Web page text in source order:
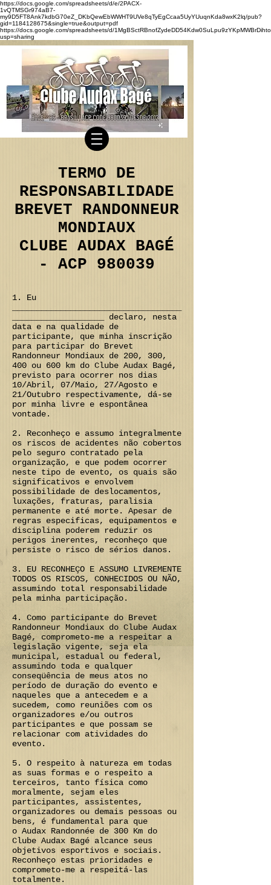
https://docs.google.com/spreadsheets/d/e/2PACX-
1vQTMSGr974aB7-
my9D5FT8Ank7kdbG70eZ_DKbQewEbWWHT9UVe8qTyEgCcaa5UyYUuqnKda8wxK2lq/pub?
gid=1184128675&single=true&output=pdf
https://docs.google.com/spreadsheets/d/
usp=sharing
TERMO DE
RESPONSABILIDADE
BREVET RANDONNEUR
MONDIAUX
CLUBE AUDAX BAGÉ
- ACP 980039
1. Eu
___________________ declaro, nesta
data e na qualidade de
participante, que minha inscrição
para participar do Brevet
Randonneur Mondiaux de 200, 300,
400 ou 600 km do Clube Audax Bagé,
previsto para ocorrer nos dias
10/Abril, 07/Maio, 27/Agosto e
21/Outubro respectivamente, dá-se
por minha livre e espontânea
vontade.
2. Reconheço e assumo integralmente
os riscos de acidentes não cobertos
pelo seguro contratado pela
organização, e que podem ocorrer
neste tipo de evento, os quais são
significativos e envolvem
possibilidade de deslocamentos,
luxações, fraturas, paralisia
permanente e até morte. Apesar de
regras especificas, equipamentos e
disciplina poderem reduzir os
perigos inerentes, reconheço que
persiste o risco de sérios danos.
3. EU RECONHEÇO E ASSUMO LIVREMENTE
TODOS OS RISCOS, CONHECIDOS OU NÃO,
assumindo total responsabilidade
pela minha participação.
4. Como participante do Brevet
Randonneur Mondiaux do Clube Audax
Bagé, comprometo-me a respeitar a
legislação vigente, seja ela
municipal, estadual ou federal,
assumindo toda e qualquer
conseqüência de meus atos no
período de duração do evento e
naqueles que a antecedem e a
sucedem, como reuniões com os
organizadores e/ou outros
participantes e que possam se
relacionar com atividades do
evento.
5. O respeito à natureza em todas
as suas formas e o respeito a
terceiros, tanto física como
moralmente, sejam eles
participantes, assistentes,
organizadores ou demais pessoas ou
bens, é fundamental para que
o Audax Randonnée de 300 Km do
Clube Audax Bagé alcance seus
objetivos esportivos e sociais.
Reconheço estas prioridades e
comprometo-me a respeitá-las
totalmente.